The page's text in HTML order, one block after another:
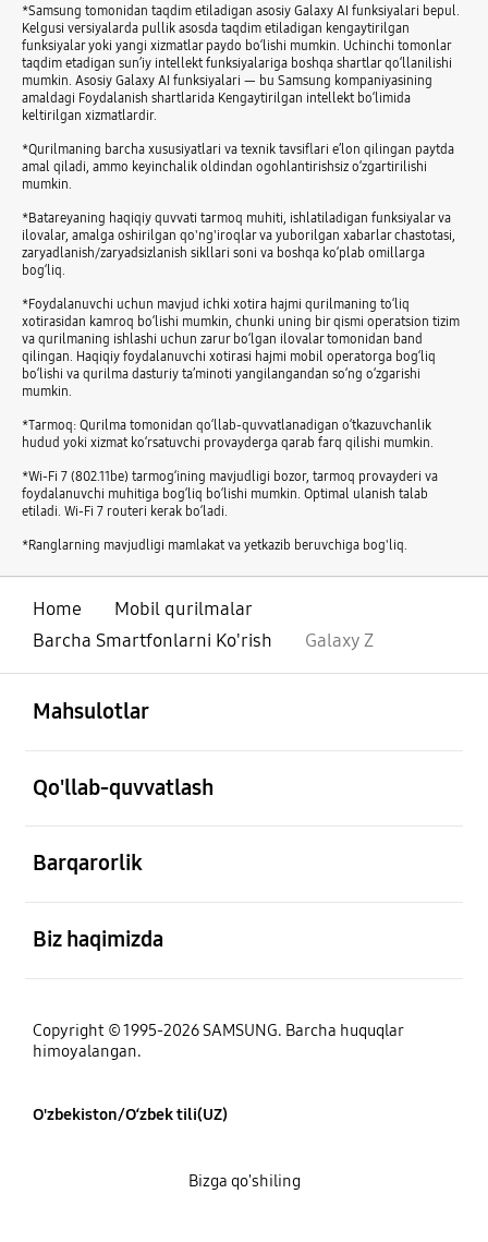
*Samsung tomonidan taqdim etiladigan asosiy Galaxy AI funksiyalari bepul.
Kelgusi versiyalarda pullik asosda taqdim etiladigan kengaytirilgan
funksiyalar yoki yangi xizmatlar paydo bo‘lishi mumkin. Uchinchi tomonlar
taqdim etadigan sun’iy intellekt funksiyalariga boshqa shartlar qo‘llanilishi
mumkin. Asosiy Galaxy AI funksiyalari — bu Samsung kompaniyasining
amaldagi Foydalanish shartlarida Kengaytirilgan intellekt bo‘limida
keltirilgan xizmatlardir.
*Qurilmaning barcha xususiyatlari va texnik tavsiflari e’lon qilingan paytda
amal qiladi, ammo keyinchalik oldindan ogohlantirishsiz o‘zgartirilishi
mumkin.
*Batareyaning haqiqiy quvvati tarmoq muhiti, ishlatiladigan funksiyalar va
ilovalar, amalga oshirilgan qo'ng'iroqlar va yuborilgan xabarlar chastotasi,
zaryadlanish/zaryadsizlanish sikllari soni va boshqa ko‘plab omillarga
bog‘liq.
*Foydalanuvchi uchun mavjud ichki xotira hajmi qurilmaning to‘liq
xotirasidan kamroq bo‘lishi mumkin, chunki uning bir qismi operatsion tizim
va qurilmaning ishlashi uchun zarur bo‘lgan ilovalar tomonidan band
qilingan. Haqiqiy foydalanuvchi xotirasi hajmi mobil operatorga bog‘liq
bo‘lishi va qurilma dasturiy ta’minoti yangilangandan so‘ng o‘zgarishi
mumkin.
*Tarmoq: Qurilma tomonidan qo‘llab-quvvatlanadigan o‘tkazuvchanlik
hudud yoki xizmat ko‘rsatuvchi provayderga qarab farq qilishi mumkin.
*Wi-Fi 7 (802.11be) tarmog‘ining mavjudligi bozor, tarmoq provayderi va
foydalanuvchi muhitiga bog‘liq bo‘lishi mumkin. Optimal ulanish talab
etiladi. Wi-Fi 7 routeri kerak bo‘ladi.
*Ranglarning mavjudligi mamlakat va yetkazib beruvchiga bog'liq.
Home
Mobil qurilmalar
Barcha Smartfonlarni Ko'rish
Galaxy Z
Mahsulotlar
Qo'llab-quvvatlash
Barqarorlik
Biz haqimizda
Copyright © 1995-2026 SAMSUNG. Barcha huquqlar
himoyalangan.
O'zbekiston/O‘zbek tili(UZ)
Bizga qo'shiling